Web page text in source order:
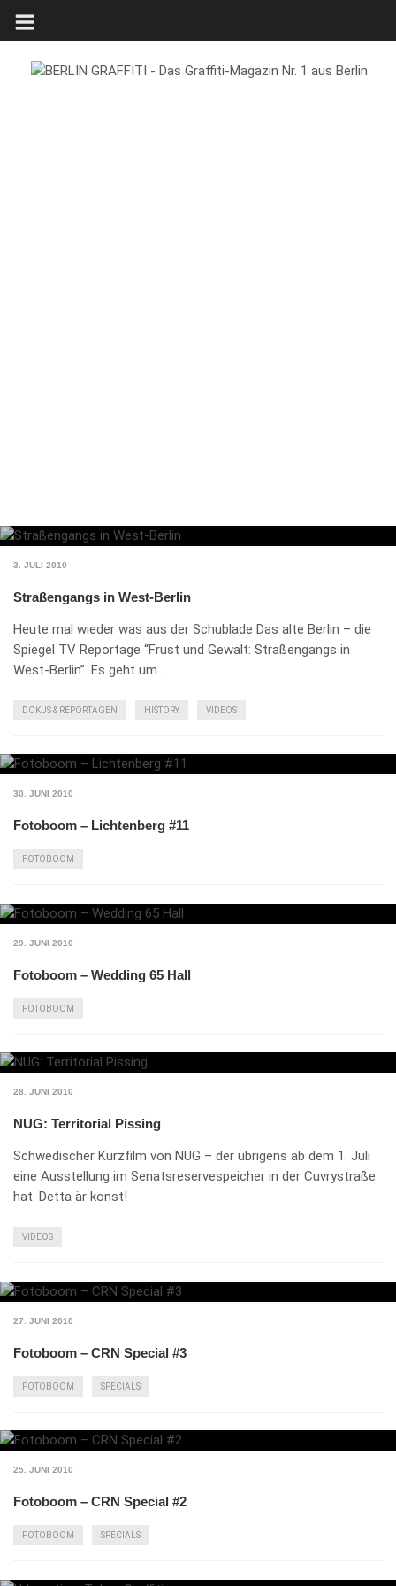
3. JULI 2010
Straßengangs in West-Berlin
Heute mal wieder was aus der Schublade Das alte Berlin – die
Spiegel TV Reportage “Frust und Gewalt: Straßengangs in
West-Berlin”. Es geht um …
DOKUS & REPORTAGEN HISTORY VIDEOS
30. JUNI 2010
Fotoboom – Lichtenberg #11
FOTOBOOM
29. JUNI 2010
Fotoboom – Wedding 65 Hall
FOTOBOOM
28. JUNI 2010
NUG: Territorial Pissing
Schwedischer Kurzfilm von NUG – der übrigens ab dem 1. Juli
eine Ausstellung im Senatsreservespeicher in der Cuvrystraße
hat. Detta är konst!
VIDEOS
27. JUNI 2010
Fotoboom – CRN Special #3
FOTOBOOM SPECIALS
25. JUNI 2010
Fotoboom – CRN Special #2
FOTOBOOM SPECIALS